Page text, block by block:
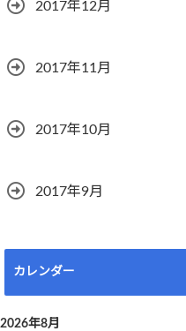
2017年12月
2017年11月
2017年10月
2017年9月
カレンダー
2026年8月